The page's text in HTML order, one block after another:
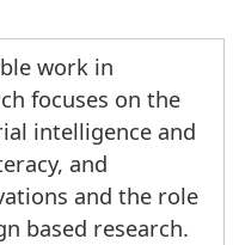
work in
focuses on the
intelligence and
and
and the role
based research.